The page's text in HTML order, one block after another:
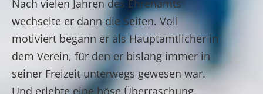
Nach vielen Jahren des Ehrenamts
wechselte er dann die Seiten. Voll
motiviert begann er als Hauptamtlicher in
dem Verein, für den er bislang immer in
seiner Freizeit unterwegs gewesen war.